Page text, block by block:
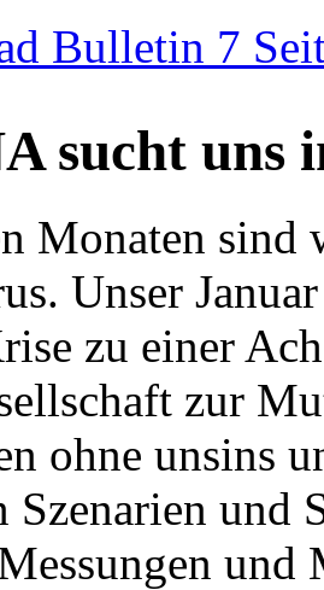
Bulletin 7
sucht uns
Monaten
Unser
zu einer
zur
ohne unsins
Szenarien und
und